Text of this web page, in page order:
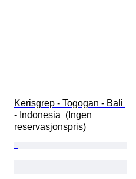
Kerisgrep - Togogan - Bali
- Indonesia  (Ingen
reservasjonspris)